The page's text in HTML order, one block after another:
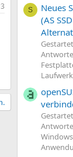
S
Neues
(AS